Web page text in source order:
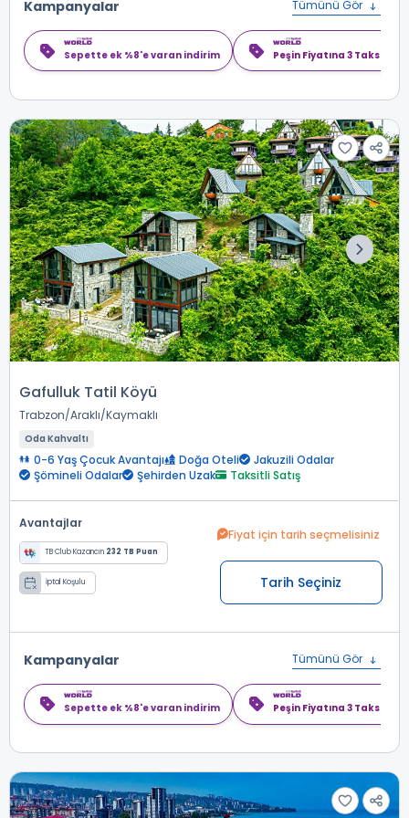
Kampanyalar Tümünü Gör
Sepette ek %8'e varan indirim Peşin Fiyatına 3 Taksit
Gafulluk Tatil Köyü
Trabzon Araklı Kaymaklı
Oda Kahvaltı
0-6 Yaş Çocuk Avantajı Doğa Oteli
Jakuzili Odalar
Şömineli Odalar
Şehirden Uzak Taksitli Satış
Avantajlar
TB Club Kazancın 232 TB Puan
İptal Koşulu
Fiyat için tarih seçmelisiniz
Tarih Seçiniz
Kampanyalar Tümünü Gör
Sepette ek %8'e varan indirim Peşin Fiyatına 3 Taksit